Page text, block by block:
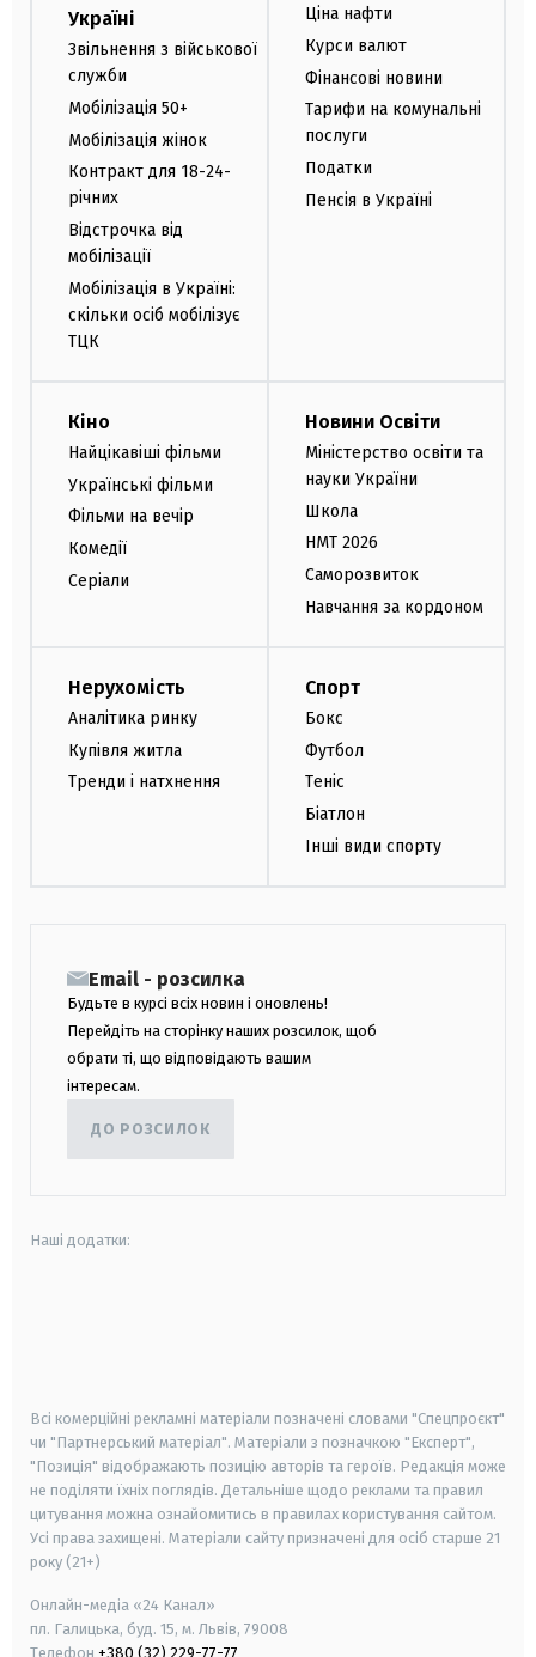
Україні
Звільнення з військової
служби
Мобілізація 50+
Мобілізація жінок
Контракт для 18-24-
річних
Відстрочка від
мобілізації
Мобілізація в Україні:
скільки осіб мобілізує
ТЦК
Ціна нафти
Курси валют
Фінансові новини
Тарифи на комунальні
послуги
Податки
Пенсія в Україні
Кіно
Найцікавіші фільми
Українські фільми
Фільми на вечір
Комедії
Серіали
Новини Освіти
Міністерство освіти та
науки України
Школа
НМТ 2026
Саморозвиток
Навчання за кордоном
Нерухомість
Аналітика ринку
Купівля житла
Тренди і натхнення
Спорт
Бокс
Футбол
Теніс
Біатлон
Інші види спорту
Email - розсилка
Будьте в курсі всіх новин і оновлень!
Перейдіть на сторінку наших розсилок, щоб
обрати ті, що відповідають вашим
інтересам.
ДО РОЗСИЛОК
Наші додатки:
Всі комерційні рекламні матеріали позначені словами "Спецпроєкт"
чи "Партнерський матеріал". Матеріали з позначкою "Експерт",
"Позиція" відображають позицію авторів та героїв. Редакція може
не поділяти їхніх поглядів. Детальніше щодо реклами та правил
цитування можна ознайомитись в правилах користування сайтом.
Усі права захищені. Матеріали сайту призначені для осіб старше 21
року (21+)
Онлайн-медіа «24 Канал»
пл. Галицька, буд. 15, м. Львів, 79008
Телефон +380 (32) 229-77-77